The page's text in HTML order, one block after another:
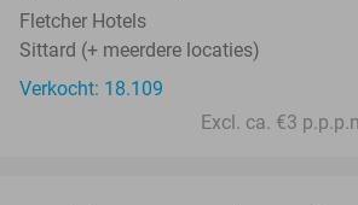
Fletcher Hotels
Sittard (+ meerdere locaties)
Verkocht: 18.109
Excl. ca. €3